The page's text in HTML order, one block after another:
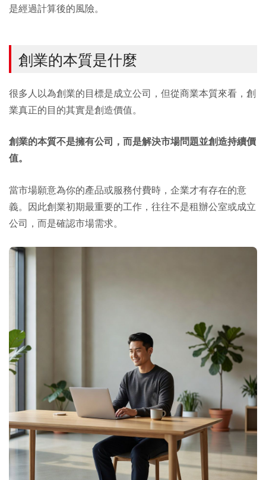
是經過計算後的風險。
創業的本質是什麼
很多人以為創業的目標是成立公司，但從商業本質來看，創
業真正的目的其實是創造價值。
創業的本質不是擁有公司，而是解決市場問題並創造持續價
值。
當市場願意為你的產品或服務付費時，企業才有存在的意
義。因此創業初期最重要的工作，往往不是租辦公室或成立
公司，而是確認市場需求。